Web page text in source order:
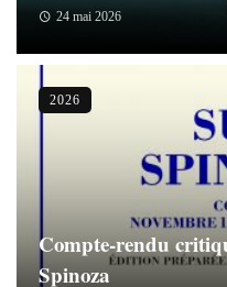
24 mai 2026
Compte-rendu
Spinoza
2026